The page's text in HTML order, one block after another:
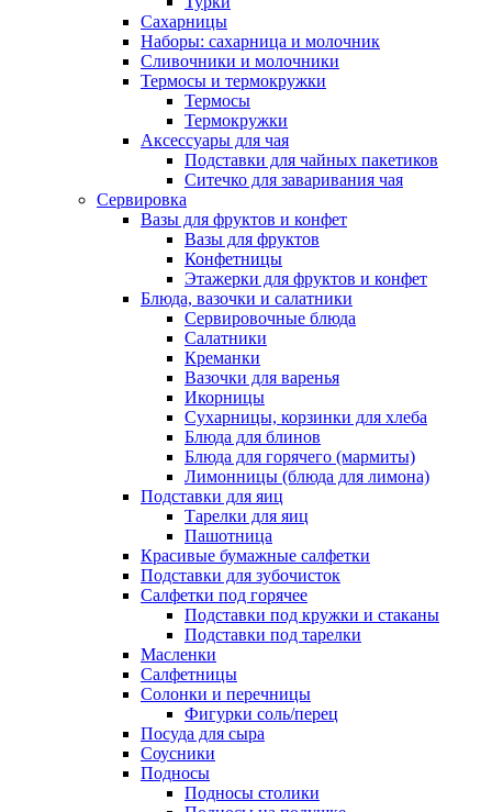
Сахарницы
Наборы: сахарница и молочник
Сливочники и молочники
Термосы и термокружки
Термосы
Термокружки
Аксессуары для чая
Подставки для чайных пакетиков
Ситечко для заваривания чая
Сервировка
Вазы для фруктов и конфет
Вазы для фруктов
Конфетницы
Этажерки для фруктов и конфет
Блюда, вазочки и салатники
Сервировочные блюда
Салатники
Креманки
Вазочки для варенья
Икорницы
Сухарницы, корзинки для хлеба
Блюда для блинов
Блюда для горячего (мармиты)
Лимонницы (блюда для лимона)
Подставки для яиц
Тарелки для яиц
Пашотница
Красивые бумажные салфетки
Подставки для зубочисток
Салфетки под горячее
Подставки под кружки и стаканы
Подставки под тарелки
Масленки
Салфетницы
Солонки и перечницы
Фигурки соль/перец
Посуда для сыра
Соусники
Подносы
Подносы столики